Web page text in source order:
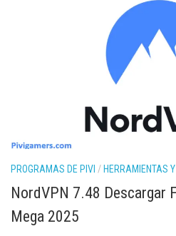
PROGRAMAS DE PIVI / HERRAMIENTAS
NordVPN 7.48 Descargar
Mega 2025